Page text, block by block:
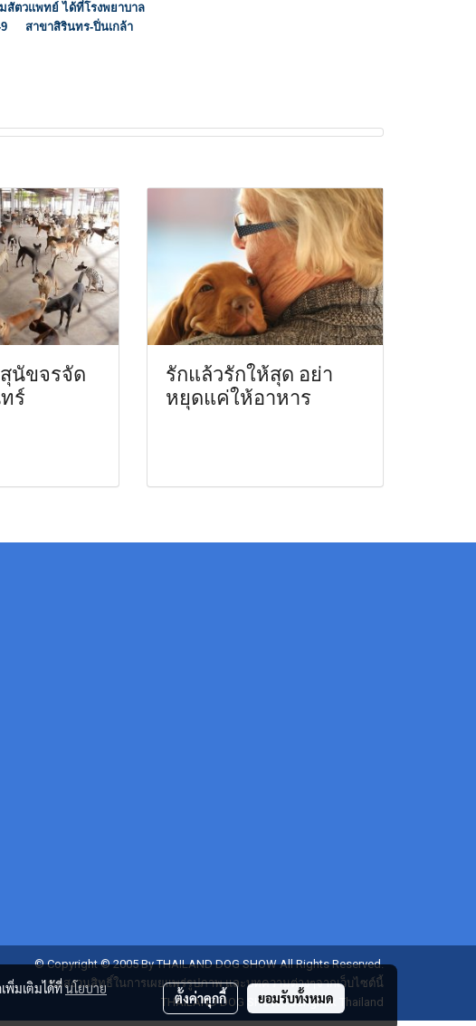
สัตวแพทย์ ได้ที่โรงพยาบาล
9 สาขาสิรินทร-ปิ่นเกล้า
นัขจรจัด
ร์
รักแล้วรักให้สุด อย่า
หยุดแค่ให้อาหาร
© Copyright © 2005 By THAILAND DOG SHOW All Rights Reserved.
ขอสงวนสิทธิ์ในการเผยแพร่รูปภาพ และบทความต่างๆจากเว็บไซต์นี้
THAILAND DOG SHOW : Bangkok Thailand
พิ่มเติมได้ที่นโยบาย
ตั้งค่าคุกกี้ ยอมรับทั้งหมด